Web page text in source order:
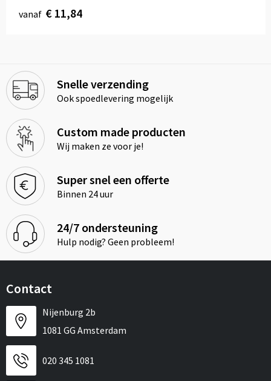
vanaf € 11,84
Snelle verzending
Ook spoedlevering mogelijk
Custom made producten
Wij maken ze voor je!
Super snel een offerte
Binnen 24 uur
24/7 ondersteuning
Hulp nodig? Geen probleem!
Contact
Nijenburg 2b
1081 GG Amsterdam
020 345 1081